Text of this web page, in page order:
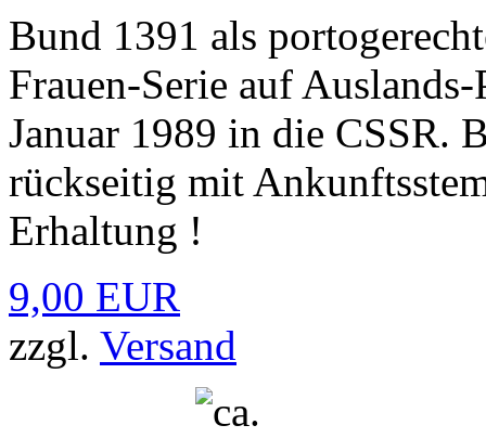
Bund 1391 als
Frauen-Serie auf
Januar 1989 in die CSSR.
rückseitig mit
Erhaltung !
9,00 EUR
zzgl. Versand